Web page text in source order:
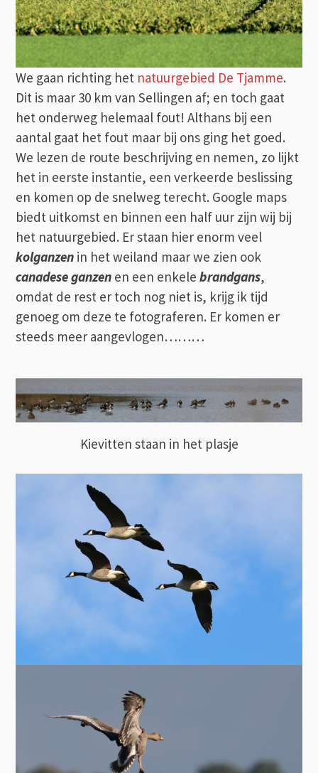
We gaan richting het natuurgebied De Tjamme.
Dit is maar 30 km van Sellingen af; en toch gaat
het onderweg helemaal fout! Althans bij een
aantal gaat het fout maar bij ons ging het goed.
We lezen de route beschrijving en nemen, zo lijkt
het in eerste instantie, een verkeerde beslissing
en komen op de snelweg terecht. Google maps
biedt uitkomst en binnen een half uur zijn wij bij
het natuurgebied. Er staan hier enorm veel
kolganzen in het weiland maar we zien ook
canadese ganzen en een enkelebrandgans,
omdat de rest er toch nog niet is, krijg ik tijd
genoeg om deze te fotograferen. Er komen er
steeds meer aangevlogen………
Kievitten staan in het plasje